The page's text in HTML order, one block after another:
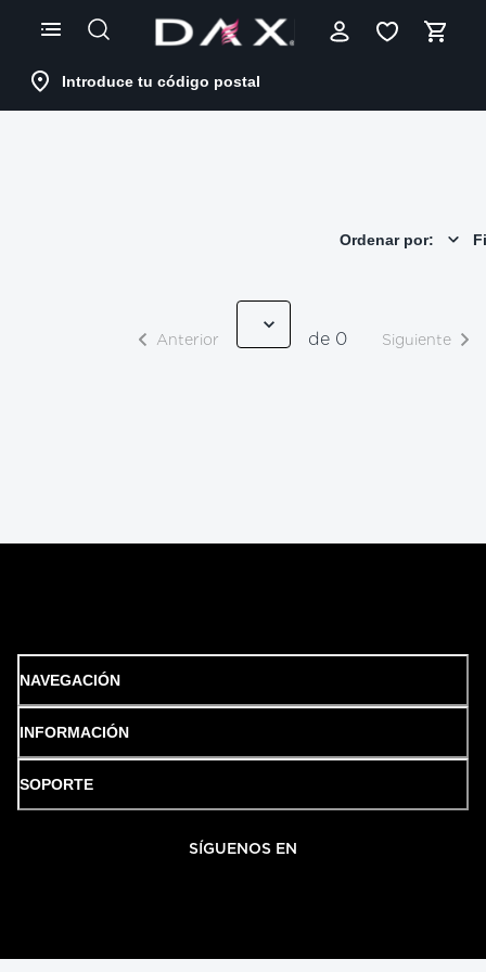
Introduce tu código postal
Ordenar por:
Anterior de 0 Siguiente
NAVEGACIÓN
INFORMACIÓN
SOPORTE
SÍGUENOS EN